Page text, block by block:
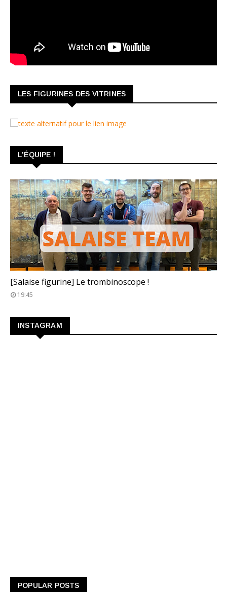
LES FIGURINES DES VITRINES
L'ÉQUIPE !
[Salaise figurine] Le trombinoscope !
19:45
INSTAGRAM
POPULAR POSTS